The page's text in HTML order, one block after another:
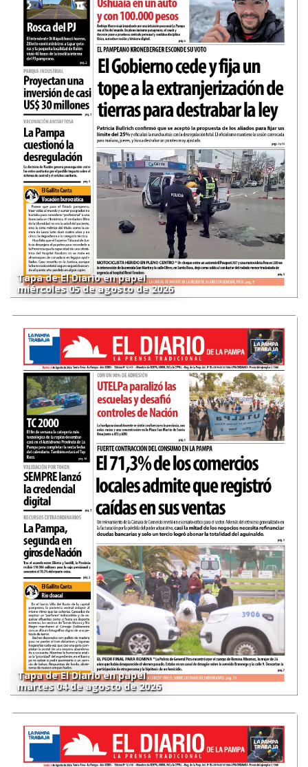
Tapa de El Diario en papel
miércoles 05 de agosto de 2026
Tapa de El Diario en papel
martes 04 de agosto de 2026